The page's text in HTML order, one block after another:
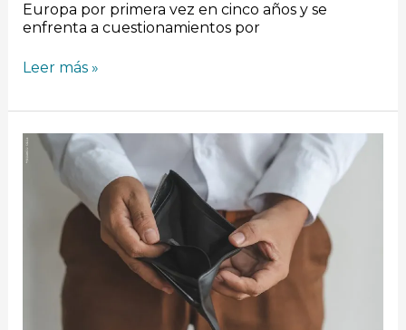
Europa por primera vez en cinco años y se
enfrenta a cuestionamientos por
Leer más »
[Con
Macri,
Alberto
salarios
perdieron